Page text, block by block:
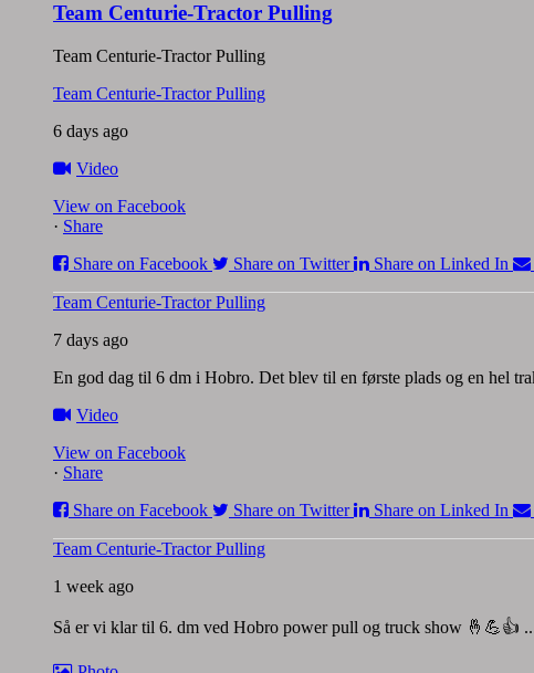
Team Centurie-Tractor Pulling
Team Centurie-Tractor Pulling
Team Centurie-Tractor Pulling
6 days ago
Video
View on Facebook
· Share
Share on Facebook
Share on Twitter Share on Linked In
Team Centurie-Tractor Pulling
7 days ago
En god dag til 6 dm i Hobro. Det blev til en første plads og en hel
Video
View on Facebook
· Share
Share on Facebook
Share on Twitter Share on Linked In
Team Centurie-Tractor Pulling
1 week ago
Så er vi klar til 6. dm ved Hobro power pull og truck show 🤞💪👍